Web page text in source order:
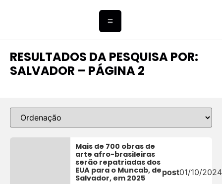
RESULTADOS DA PESQUISA POR:
SALVADOR – PÁGINA 2
Mais de 700 obras de
arte afro-brasileiras
serão repatriadas dos
EUA para o Muncab, de
Salvador, em 2025
post01/10/2024